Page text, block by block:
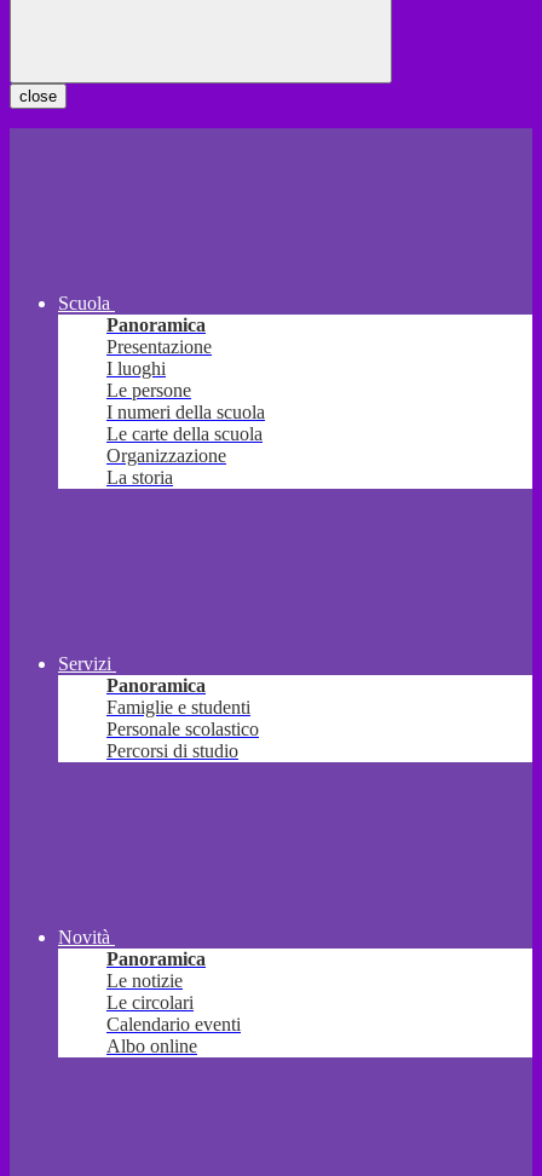
close
Scuola
Panoramica
Presentazione
I luoghi
Le persone
I numeri della scuola
Le carte della scuola
Organizzazione
La storia
Servizi
Panoramica
Famiglie e studenti
Personale scolastico
Percorsi di studio
Novità
Panoramica
Le notizie
Le circolari
Calendario eventi
Albo online